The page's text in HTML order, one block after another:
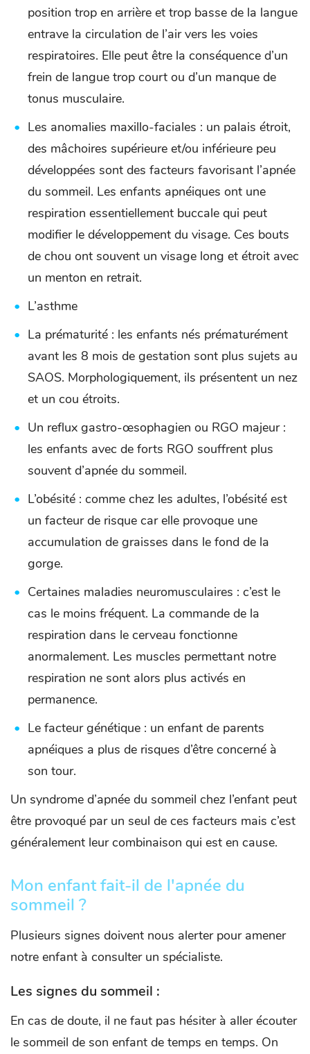
position trop en arrière et trop basse de la langue
entrave la circulation de l’air vers les voies
respiratoires. Elle peut être la conséquence d’un
frein de langue trop court ou d’un manque de
tonus musculaire.
Les anomalies maxillo-faciales : un palais étroit,
des mâchoires supérieure et/ou inférieure peu
développées sont des facteurs favorisant l’apnée
du sommeil. Les enfants apnéiques ont une
respiration essentiellement buccale qui peut
modifier le développement du visage. Ces bouts
de chou ont souvent un visage long et étroit avec
un menton en retrait.
L’asthme
La prématurité : les enfants nés prématurément
avant les 8 mois de gestation sont plus sujets au
SAOS. Morphologiquement, ils présentent un nez
et un cou étroits.
Un reflux gastro-œsophagien ou RGO majeur :
les enfants avec de forts RGO souffrent plus
souvent d’apnée du sommeil.
L’obésité : comme chez les adultes, l’obésité est
un facteur de risque car elle provoque une
accumulation de graisses dans le fond de la
gorge.
Certaines maladies neuromusculaires : c’est le
cas le moins fréquent. La commande de la
respiration dans le cerveau fonctionne
anormalement. Les muscles permettant notre
respiration ne sont alors plus activés en
permanence.
Le facteur génétique : un enfant de parents
apnéiques a plus de risques d’être concerné à
son tour.
Un syndrome d’apnée du sommeil chez l’enfant peut
être provoqué par un seul de ces facteurs mais c’est
généralement leur combinaison qui est en cause.
Mon enfant fait-il de l'apnée du
sommeil ?
Plusieurs signes doivent nous alerter pour amener
notre enfant à consulter un spécialiste.
Les signes du sommeil :
En cas de doute, il ne faut pas hésiter à aller écouter
le sommeil de son enfant de temps en temps. On